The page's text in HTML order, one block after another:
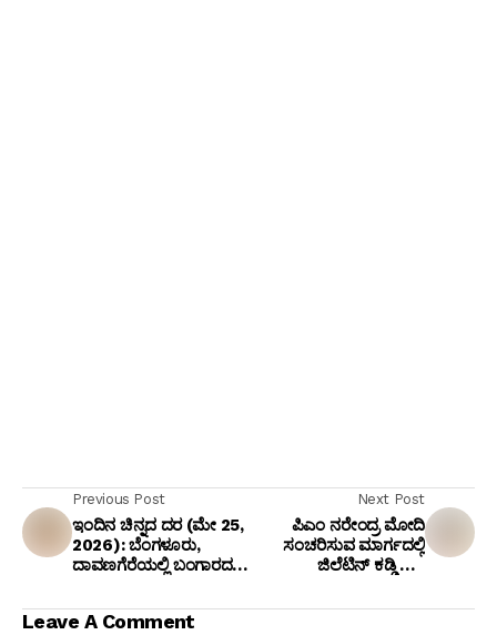
Previous Post
ಇಂದಿನ ಚಿನ್ನದ ದರ (ಮೇ 25,
2026): ಬೆಂಗಳೂರು,
ದಾವಣಗೆರೆಯಲ್ಲಿ ಬಂಗಾರದ
ಡಿಟೇಲ್ಸ್
Next Post
ಪಿಎಂ ನರೇಂದ್ರ ಮೋದಿ
ಸಂಚರಿಸುವ ಮಾರ್ಗದಲ್ಲಿ
ಜಿಲೆಟಿನ್ ಕಡ್ಡಿ ಪತ್ತೆ:
ಅಮಾನತು!
Leave A Comment